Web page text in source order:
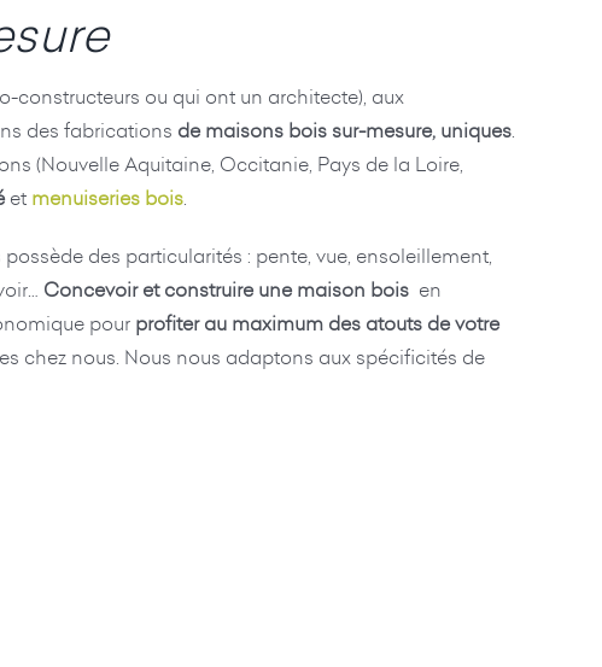
constructeurs ou qui ont un architecte), aux
des fabrications de maisons bois sur-mesure, uniques.
(Nouvelle Aquitaine, Occitanie, Pays de la Loire,
et menuiseries bois.
des particularités : pente, vue, ensoleillement,
Concevoir et construire une maison boisen
pourprofiter au maximum des atouts de votre
chez nous. Nous nous adaptons aux spécificités de